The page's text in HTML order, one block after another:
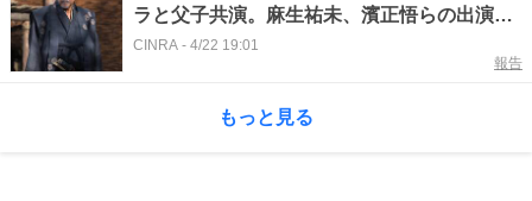
ラと父子共演。麻生祐未、濱正悟らの出演も
発表
CINRA - 4/22 19:01
報告
もっと見る